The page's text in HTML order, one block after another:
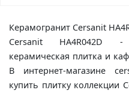
Керамогранит Cersanit
Cersanit HA4R042D -
керамическая плитка и
В интернет-магазине
купить плитку коллекции